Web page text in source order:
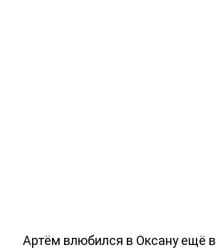
Артём влюбился в Оксану ещё в